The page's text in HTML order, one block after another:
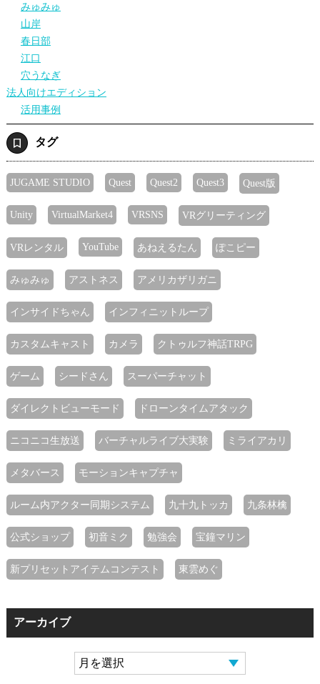
みゅみゅ
山岸
春日部
江口
穴うなぎ
法人向けエディション
活用事例
タグ
JUGAME STUDIO Quest Quest2 Quest3 Quest版
Unity VirtualMarket4 VRSNS VRグリーティング
VRレンタル YouTube あねえるたん ぽこピー
みゅみゅ アストネス アメリカザリガニ
インサイドちゃん インフィニットループ
カスタムキャスト カメラ クトゥルフ神話TRPG
ゲーム シードさん スーパーチャット
ダイレクトビューモード ドローンタイムアタック
ニコニコ生放送 バーチャルライブ大実験 ミライアカリ
メタバース モーションキャプチャ
ルーム内アクター同期システム 九十九トッカ 九条林檎
公式ショップ 初音ミク 勉強会 宝鐘マリン
新プリセットアイテムコンテスト 東雲めぐ
アーカイブ